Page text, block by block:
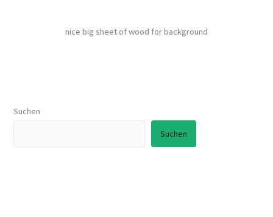
nice big sheet of wood for background
Suchen
Suchen